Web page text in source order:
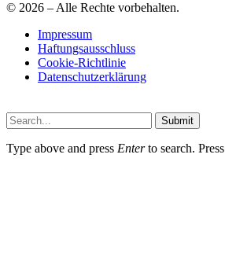
© 2026 – Alle Rechte vorbehalten.
Impressum
Haftungsausschluss
Cookie-Richtlinie
Datenschutzerklärung
Submit
Type above and press Enterto search. Press